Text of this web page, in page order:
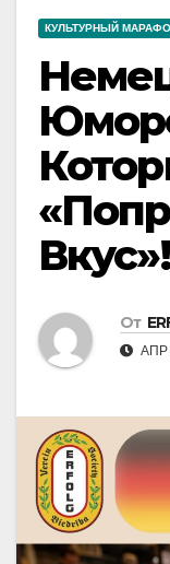
КУЛЬТУРНЫЙ
Вкус»!
От
АПР